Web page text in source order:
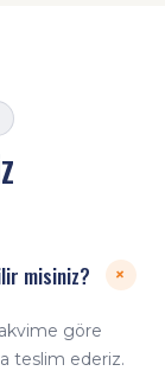
misiniz? +
göre
teslim ederiz.